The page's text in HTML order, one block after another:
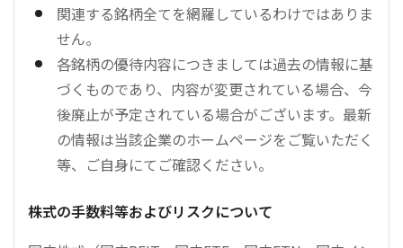
関連する銘柄全てを網羅しているわけではありま
せん。
各銘柄の優待内容につきましては過去の情報に基
づくものであり、内容が変更されている場合、今
後廃止が予定されている場合がございます。最新
の情報は当該企業のホームページをご覧いただく
等、ご自身にてご確認ください。
株式の手数料等およびリスクについて